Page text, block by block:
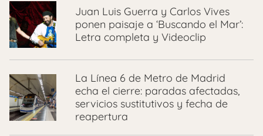
Juan Luis Guerra y Carlos Vives
ponen paisaje a ‘Buscando el Mar’:
Letra completa y Videoclip
La Línea 6 de Metro de Madrid
echa el cierre: paradas afectadas,
servicios sustitutivos y fecha de
reapertura